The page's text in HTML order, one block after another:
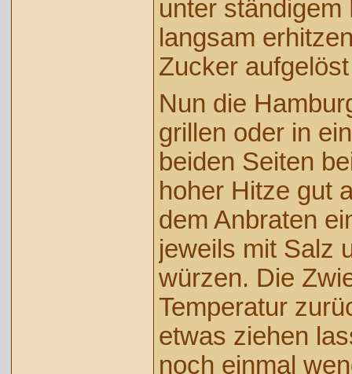
unter ständigem
langsam
Zucker
Nun die
grillen oder in
beiden Seiten
hoher Hitze gut
dem Anbraten
jeweils mit Salz
würzen. Die
Temperatur
etwas ziehen
noch einmal